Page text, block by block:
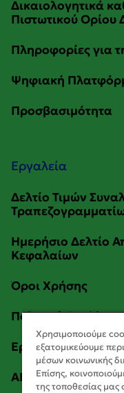
Εργαλεία
Χρησιμοποιούμε
εξατομικεύουμε
μέσων κοινωνικής
Επίσης,
της τοποθεσίας μας